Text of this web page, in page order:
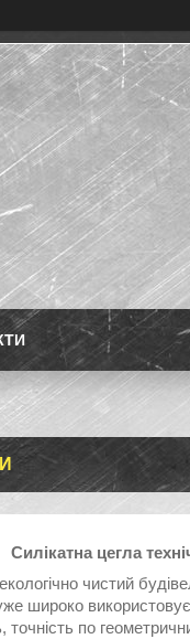
Силікатна цегла
чистий
широко
точність по